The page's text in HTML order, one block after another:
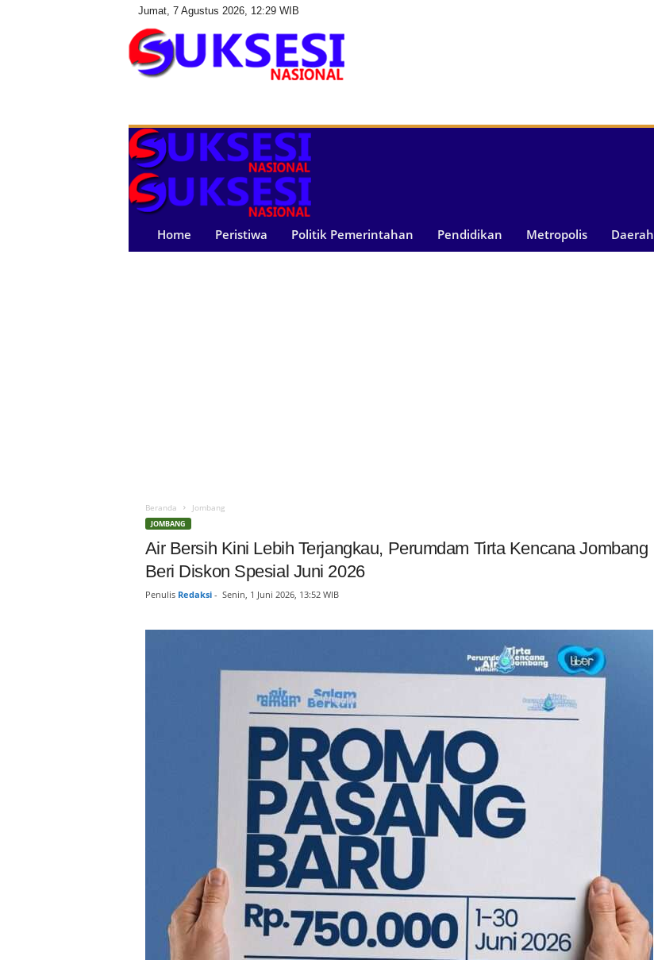
Jumat, 7 Agustus 2026, 12:29 WIB
s
e
i
N
i
Home Peristiwa Politik Pemerintahan Pendidikan Metropolis Daerah
Beranda Jombang
JOMBANG
Air Bersih Kini Lebih Terjangkau, Perumdam Tirta Kencana Jombang
Beri Diskon Spesial Juni 2026
Penulis Redaksi- Senin, 1 Juni 2026, 13:52 WIB